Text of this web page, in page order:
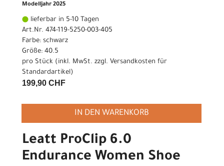
Modelljahr 2025
lieferbar in 5-10 Tagen
Art.Nr. 474-119-5250-003-405
Farbe: schwarz
Größe: 40.5
pro Stück (inkl. MwSt. zzgl. Versandkosten für
Standardartikel)
199,90 CHF
IN DEN WARENKORB
Leatt ProClip 6.0
Endurance Women Shoe